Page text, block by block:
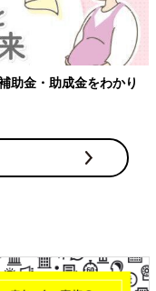
助金・助成金をわかり